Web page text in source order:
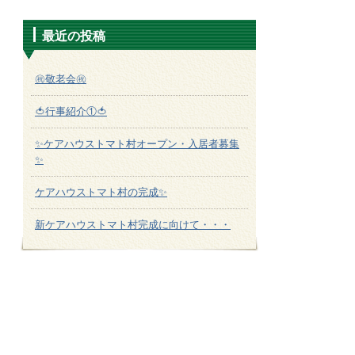
最近の投稿
㊗敬老会㊗
🍅行事紹介①🍅
✨ケアハウストマト村オープン・入居者募集
✨
ケアハウストマト村の完成✨
新ケアハウストマト村完成に向けて・・・